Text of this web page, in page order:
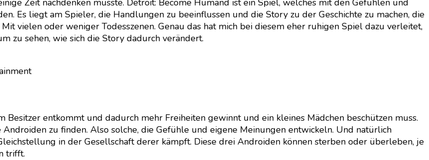
Zeit nachdenken musste. Detroit: Become Humand ist ein Spiel, welches mit den Gefühlen und
Es liegt am Spieler, die Handlungen zu beeinflussen und die Story zu der Geschichte zu machen, die
vielen oder weniger Todesszenen. Genau das hat mich bei diesem eher ruhigen Spiel dazu verleitet,
zu sehen, wie sich die Story dadurch verändert.
entkommt und dadurch mehr Freiheiten gewinnt und ein kleines Mädchen beschützen muss.
zu finden. Also solche, die Gefühle und eigene Meinungen entwickeln. Und natürlich
in der Gesellschaft derer kämpft. Diese drei Androiden können sterben oder überleben, je
trifft.